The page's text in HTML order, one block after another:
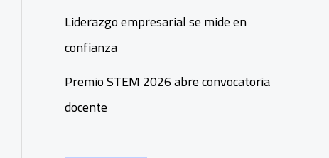
Liderazgo empresarial se mide en
confianza
Premio STEM 2026 abre convocatoria
docente